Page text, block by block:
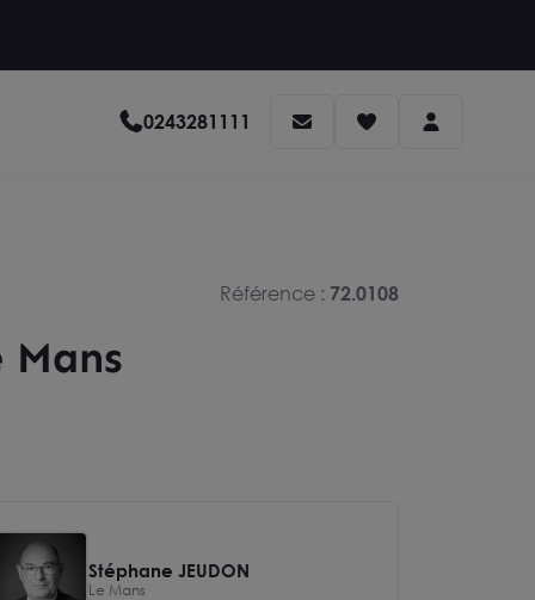
0243281111
Référence : 72.0108
Stéphane JEUDON
Le Mans